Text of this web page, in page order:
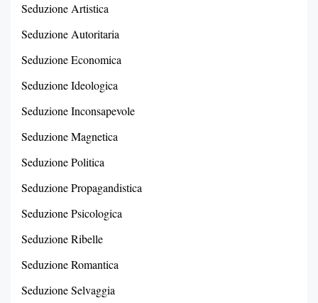
Seduzione Artistica
Seduzione Autoritaria
Seduzione Economica
Seduzione Ideologica
Seduzione Inconsapevole
Seduzione Magnetica
Seduzione Politica
Seduzione Propagandistica
Seduzione Psicologica
Seduzione Ribelle
Seduzione Romantica
Seduzione Selvaggia